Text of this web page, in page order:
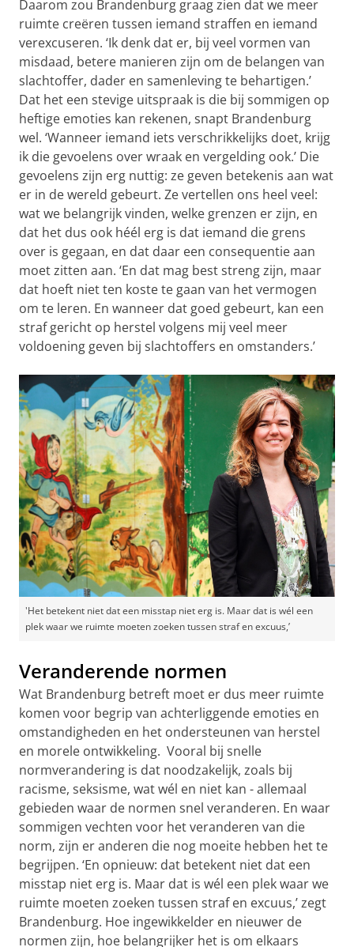
Daarom zou Brandenburg graag zien dat we meer
ruimte creëren tussen iemand straffen en iemand
verexcuseren. ‘Ik denk dat er, bij veel vormen van
misdaad, betere manieren zijn om de belangen van
slachtoffer, dader en samenleving te behartigen.’
Dat het een stevige uitspraak is die bij sommigen op
heftige emoties kan rekenen, snapt Brandenburg
wel. ‘Wanneer iemand iets verschrikkelijks doet, krijg
ik die gevoelens over wraak en vergelding ook.’ Die
gevoelens zijn erg nuttig: ze geven betekenis aan wat
er in de wereld gebeurt. Ze vertellen ons heel veel:
wat we belangrijk vinden, welke grenzen er zijn, en
dat het dus ook héél erg is dat iemand die grens
over is gegaan, en dat daar een consequentie aan
moet zitten aan. ‘En dat mag best streng zijn, maar
dat hoeft niet ten koste te gaan van het vermogen
om te leren. En wanneer dat goed gebeurt, kan een
straf gericht op herstel volgens mij veel meer
voldoening geven bij slachtoffers en omstanders.’
'Het betekent niet dat een misstap niet erg is. Maar dat is wél een
plek waar we ruimte moeten zoeken tussen straf en excuus,’
Veranderende normen
Wat Brandenburg betreft moet er dus meer ruimte
komen voor begrip van achterliggende emoties en
omstandigheden en het ondersteunen van herstel
en morele ontwikkeling. Vooral bij snelle
normverandering is dat noodzakelijk, zoals bij
racisme, seksisme, wat wél en niet kan - allemaal
gebieden waar de normen snel veranderen. En waar
sommigen vechten voor het veranderen van die
norm, zijn er anderen die nog moeite hebben het te
begrijpen. ‘En opnieuw: dat betekent niet dat een
misstap niet erg is. Maar dat is wél een plek waar we
ruimte moeten zoeken tussen straf en excuus,’ zegt
Brandenburg. Hoe ingewikkelder en nieuwer de
normen zijn, hoe belangrijker het is om elkaars